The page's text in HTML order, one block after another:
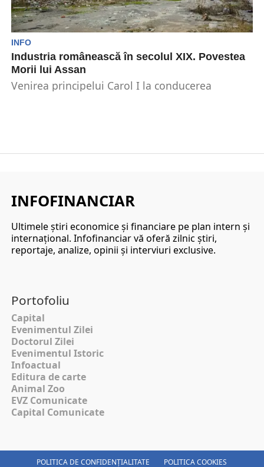
INFO
Industria românească în secolul XIX. Povestea
Morii lui Assan
Venirea principelui Carol I la conducerea
INFOFINANCIAR
Ultimele ştiri economice şi financiare pe plan intern şi
internaţional. Infofinanciar vă oferă zilnic ştiri,
reportaje, analize, opinii şi interviuri exclusive.
Portofoliu
Capital
Evenimentul Zilei
Doctorul Zilei
Evenimentul Istoric
Infoactual
Editura de carte
Animal Zoo
EVZ Comunicate
Capital Comunicate
POLITICA DE CONFIDENȚIALITATE POLITICA COOKIES